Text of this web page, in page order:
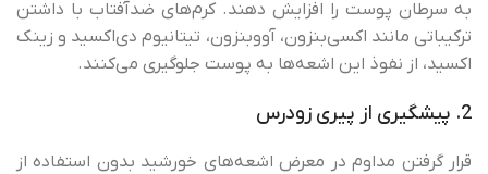
به سرطان پوست را افزایش دهند. کرم‌های ضدآفتاب با داشتن
ترکیباتی مانند اکسی‌بنزون، آووبنزون، تیتانیوم دی‌اکسید و زینک
اکسید، از نفوذ این اشعه‌ها به پوست جلوگیری می‌کنند.
2. پیشگیری از پیری زودرس
قرار گرفتن مداوم در معرض اشعه‌های خورشید بدون استفاده از